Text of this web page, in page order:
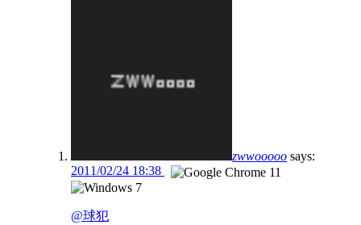
zwwooooo says:
2011/02/24 18:38
@球犯